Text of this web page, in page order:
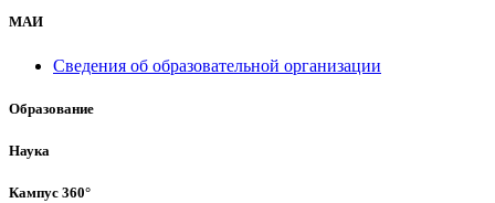
МАИ
Сведения об образовательной организации
Образование
Наука
Кампус 360°